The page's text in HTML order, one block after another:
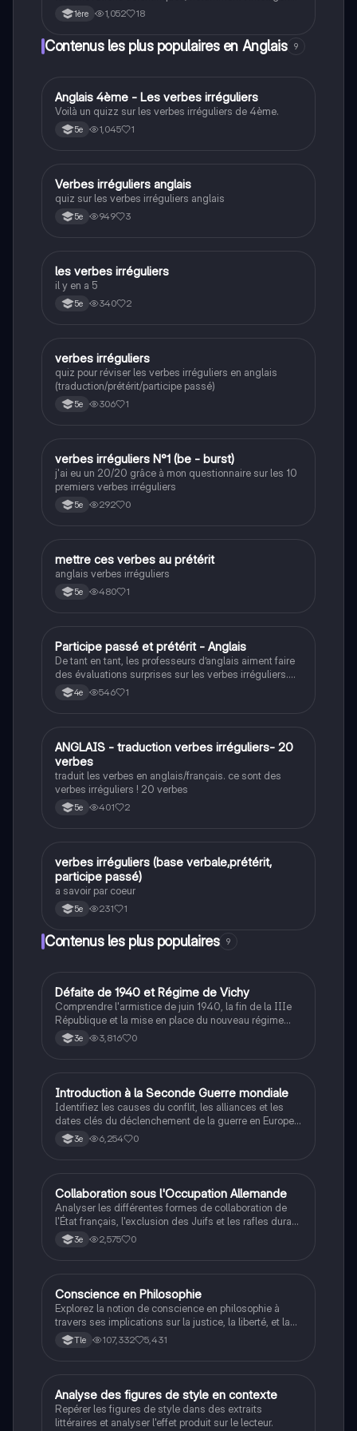
artificielle. Ce résumé aborde des concepts clés tels
que la philosophie de la technologie, l'éthique de la
en fournissant des exemples historiques marquants.
1ère 1,052 18
Contenus les plus populaires en Anglais 9
AAnglais
Anglais 4ème - Les verbes irréguliers
Voilà un quizz sur les verbes irréguliers de 4ème.
5e 1,045 1
VAnglais
Verbes irréguliers anglais
quiz sur les verbes irréguliers anglais
5e 949 3
LAnglais
les verbes irréguliers
il y en a 5
5e 340 2
VAnglais
verbes irréguliers
quiz pour réviser les verbes irréguliers en anglais
(traduction/prétérit/participe passé)
5e 306 1
VAnglais
verbes irréguliers N°1 (be - burst)
j'ai eu un 20/20 grâce à mon questionnaire sur les 10
premiers verbes irréguliers
5e 292 0
MAnglais
mettre ces verbes au prétérit
anglais verbes irréguliers
5e 480 1
PAnglais
Participe passé et prétérit - Anglais
De tant en tant, les professeurs d’anglais aiment faire
des évaluations surprises sur les verbes irréguliers.
Ce quiz va vous aidez à réviser quelques verbes
irréguliers.
4e 546 1
AAnglais
ANGLAIS - traduction verbes irréguliers- 20
verbes
traduit les verbes en anglais/français. ce sont des
verbes irréguliers ! 20 verbes
5e 401 2
VAnglais
verbes irréguliers (base verbale,prétérit,
participe passé)
a savoir par coeur
5e 231 1
Contenus les plus populaires 9
DHistoire
Défaite de 1940 et Régime de Vichy
Comprendre l'armistice de juin 1940, la fin de la IIIe
République et la mise en place du nouveau régime
autoritaire de Philippe Pétain.
3e 3,816 0
IHistoire
Introduction à la Seconde Guerre mondiale
Identifiez les causes du conflit, les alliances et les
dates clés du déclenchement de la guerre en Europe
et dans le Pacifique.
3e 6,254 0
CHistoire
Collaboration sous l'Occupation Allemande
Analyser les différentes formes de collaboration de
l'État français, l'exclusion des Juifs et les rafles durant
la Seconde Guerre mondiale.
3e 2,575 0
Philosophie
Conscience en Philosophie
Explorez la notion de conscience en philosophie à
travers ses implications sur la justice, la liberté, et la
connaissance. Cette fiche de révision aborde les
débats philosophiques sur la conscience, le cogito, et
étudiants en philosophie cherchant à approfondir leur
compréhension des enjeux éthiques et existentiels.
Tle 107,332 5,431
AFrançais
Analyse des figures de style en contexte
Repérer les figures de style dans des extraits
littéraires et analyser l'effet produit sur le lecteur.